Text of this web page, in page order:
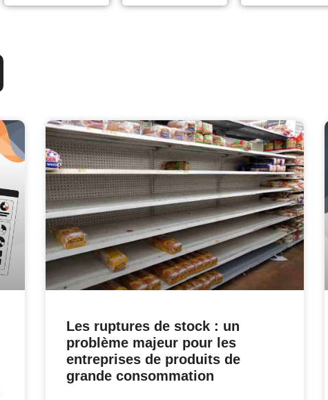
Les ruptures de stock : un
problème majeur pour les
entreprises de produits de
grande consommation